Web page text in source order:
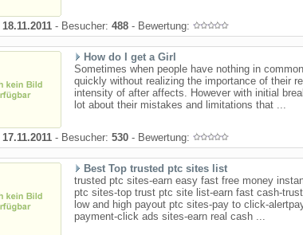
18.11.2011 - Besucher: 488 - Bewertung:
How do I get a Girl
Sometimes when people have nothing in
quickly without realizing the importance of their
intensity of after affects. However with initial
lot about their mistakes and limitations that ...
17.11.2011 - Besucher: 530 - Bewertung:
Best Top trusted ptc sites list
trusted ptc sites-earn easy fast free money
ptc sites-top trust ptc site list-earn fast cash-
low and high payout ptc sites-pay to click-
payment-click ads sites-earn real cash ...